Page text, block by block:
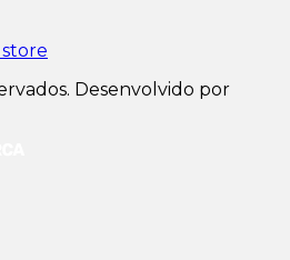
Desenvolvido por